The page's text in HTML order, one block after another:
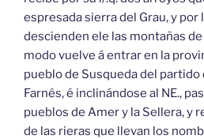
espresada sierra del Grau, y por
descienden ele las montañas
modo vuelve á entrar en la
pueblo de Susqueda del partido
Farnés, é inclinándose al NE.,
pueblos de Amer y la Sellera, y
de las rieras que llevan los